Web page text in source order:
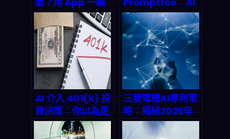
搞定三餸一湯，每
月省下數千元餐費
安全測試戰事升
级，企業 AI 部署
進入「零容忍」新
時代
AI 介入 401(k) 投
資決策：你以為更
聰明、其實可能把
三菱電機AI專利策
略：揭秘2026年
工業數位轉型的致